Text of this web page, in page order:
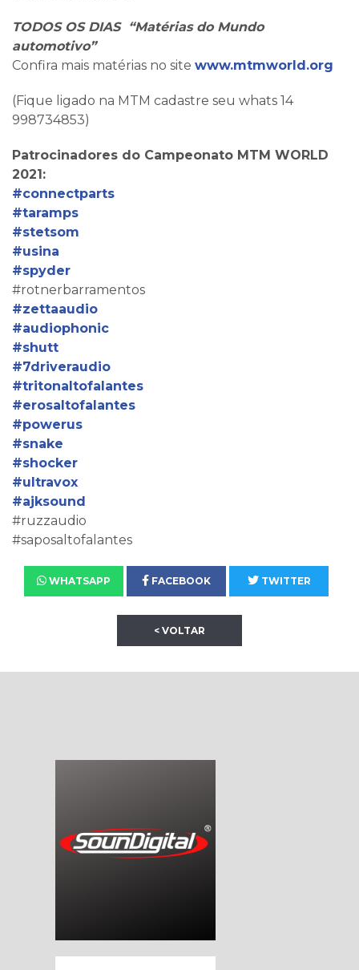
TODOS OS DIAS “Matérias do Mundo
automotivo”
Confira mais matérias no site www.mtmworld.org
(Fique ligado na MTM cadastre seu whats 14
998734853)
Patrocinadores do Campeonato MTM WORLD
2021:
#connectparts
#taramps
#stetsom
#usina
#spyder
#rotnerbarramentos
#zettaaudio
#audiophonic
#shutt
#7driveraudio
#tritonaltofalantes
#erosaltofalantes
#powerus
#snake
#shocker
#ultravox
#ajksound
#ruzzaudio
#saposaltofalantes
WHATSAPP FACEBOOK TWITTER
< VOLTAR